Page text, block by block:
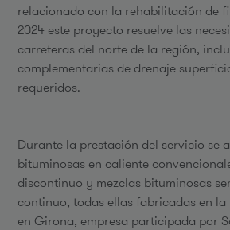
relacionado con la rehabilitación de
2024 este proyecto resuelve las
carreteras del norte de la región,
complementarias de drenaje
requeridos.
Durante la prestación del servicio se
bituminosas en caliente
discontinuo y mezclas bituminosas
continuo, todas ellas fabricadas en
en Girona, empresa participada por